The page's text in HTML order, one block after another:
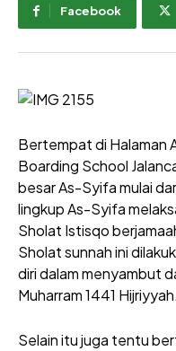
Facebook
Bertempat di Halaman
Boarding School
besar As-Syifa mulai
lingkup As-Syifa
Sholat Istisqo
Sholat sunnah ini
diri dalam menyambut
Muharram 1441 Hijriyyah.
Selain itu juga tentu